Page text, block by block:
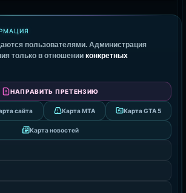
пользователями. Администрация
только в отношении конкретных
НАПРАВИТЬ ПРЕТЕНЗИЮ
сайта Карта MTA Карта GTA 5
Карта новостей